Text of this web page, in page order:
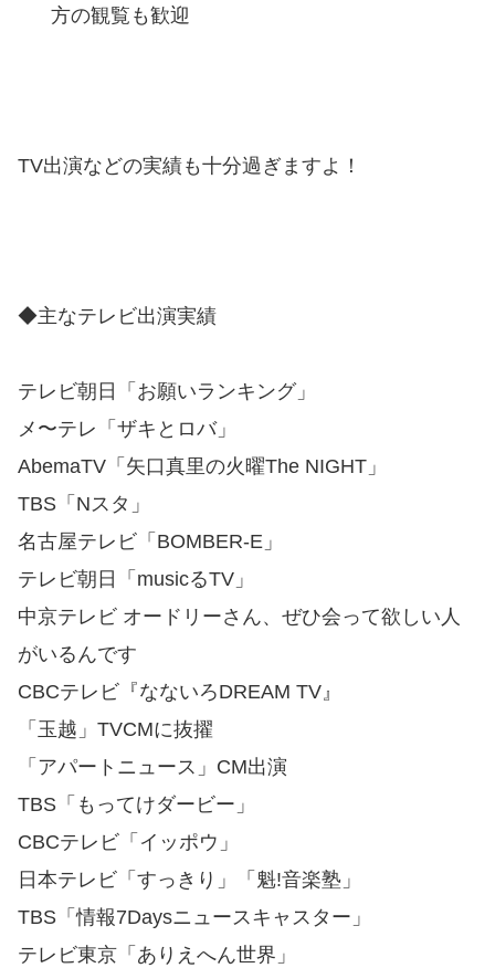
方の観覧も歓迎
TV出演などの実績も十分過ぎますよ！
◆主なテレビ出演実績
テレビ朝日「お願いランキング」
メ〜テレ「ザキとロバ」
AbemaTV「矢口真里の火曜The NIGHT」
TBS「Nスタ」
名古屋テレビ「BOMBER-E」
テレビ朝日「musicるTV」
中京テレビ オードリーさん、ぜひ会って欲しい人
がいるんです
CBCテレビ『なないろDREAM TV』
「玉越」TVCMに抜擢
「アパートニュース」CM出演
TBS「もってけダービー」
CBCテレビ「イッポウ」
日本テレビ「すっきり」「魁!音楽塾」
TBS「情報7Daysニュースキャスター」
テレビ東京「ありえへん世界」